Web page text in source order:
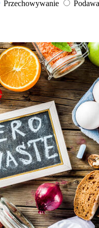
Przechowywanie